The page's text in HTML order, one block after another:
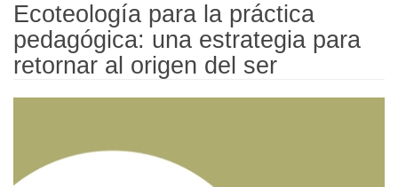
Ecoteología para la práctica
pedagógica: una estrategia para
retornar al origen del ser
lateral